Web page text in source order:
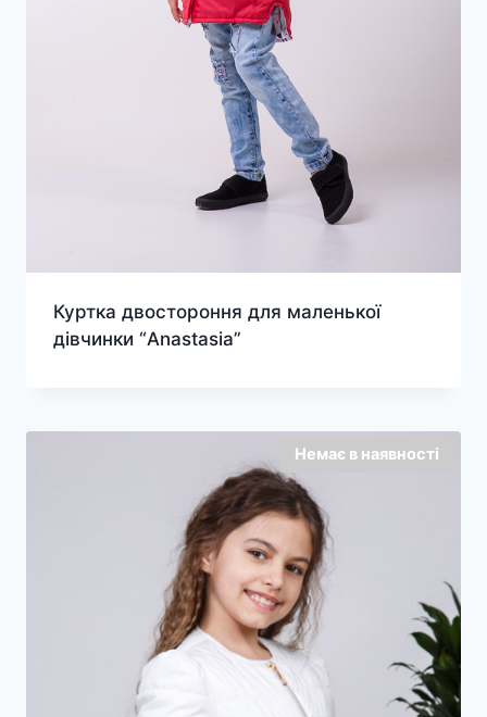
Куртка двостороння для маленької
дівчинки “Anastasia”
Немає в наявності